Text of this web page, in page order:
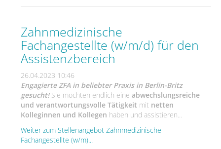
Zahnmedizinische
Fachangestellte (w/m/d) für den
Assistenzbereich
26.04.2023 10:46
Engagierte ZFA in beliebter Praxis in Berlin-Britz
gesucht!Sie möchten endlich eine abwechslungsreiche
und verantwortungsvolle Tätigkeit mit netten
Kolleginnen und Kollegen haben und assistieren...
Weiter zum Stellenangebot Zahnmedizinische
Fachangestellte (w/m)...